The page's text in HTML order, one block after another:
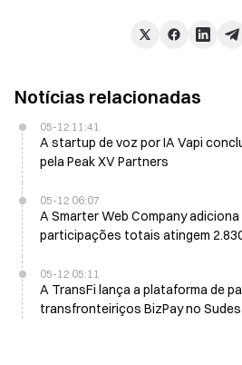
Notícias relacionadas
05-12 11:41
A startup de voz por IA Vapi conclui $50M Série
pela Peak XV Partners
05-12 06:07
A Smarter Web Company
participações totais atingem
05-12 05:11
A TransFi lança a plataforma de
transfronteiriços BizPay no